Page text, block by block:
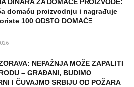
DINARA ZA DOMAĆE PROIZVODE:
domaću proizvodnju i nagrađuje
100 ODSTO DOMAĆE
NEPAŽNJA MOŽE ZAPALITI
– GRAĐANI, BUDIMO
I ČUVAJMO SRBIJU OD POŽARA